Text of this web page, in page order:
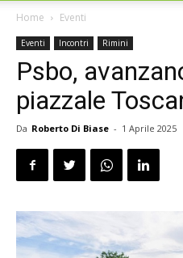
Home Eventi
Eventi Incontri Rimini
Psbo,
piazzale
Da Roberto Di Biase - 1 Aprile 2025